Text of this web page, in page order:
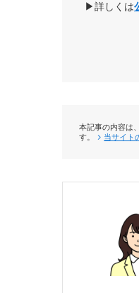
▶詳しくは
本記事の内容は
す。
当サイト